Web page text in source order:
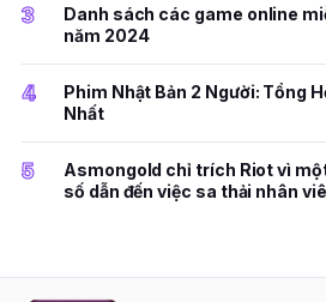
3
Danh sách các game online
năm 2024
4
Phim Nhật Bản 2 Người: Tổng
Nhất
5
Asmongold chỉ trích Riot vì
số dẫn đến việc sa thải nhân